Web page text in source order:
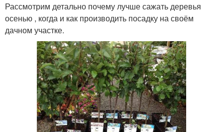
Рассмотрим детально почему лучше сажать деревья
осенью , когда и как производить посадку на своём
дачном участке.